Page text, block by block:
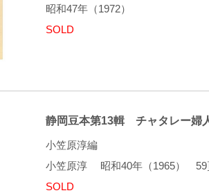
昭和47年（1972）
SOLD
静岡豆本第13輯 チャタレー婦
小笠原淳編
小笠原淳 昭和40年（1965）
SOLD